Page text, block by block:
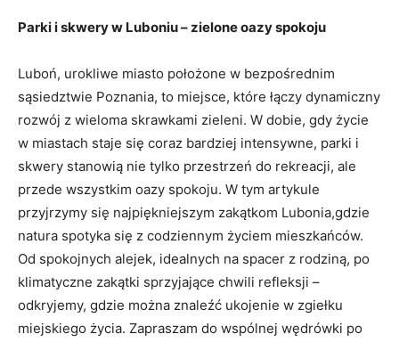
Parki i skwery ⁤w Luboniu – zielone‍ oazy spokoju
Luboń,⁣ urokliwe miasto położone w bezpośrednim
sąsiedztwie Poznania, to‌ miejsce, które łączy dynamiczny
rozwój z wieloma skrawkami zieleni. W dobie, gdy życie
w ⁤miastach staje się coraz bardziej intensywne, parki i
skwery stanowią ⁤nie tylko przestrzeń do rekreacji, ale
przede wszystkim oazy spokoju. W tym artykule
przyjrzymy się ‍najpiękniejszym zakątkom Lubonia,gdzie
natura‍ spotyka się z codziennym życiem mieszkańców.⁤
Od spokojnych alejek, idealnych​ na spacer⁤ z rodziną, po
⁣klimatyczne zakątki sprzyjające chwili refleksji –
odkryjemy, gdzie można znaleźć​ ukojenie w zgiełku
miejskiego życia. Zapraszam do wspólnej wędrówki po